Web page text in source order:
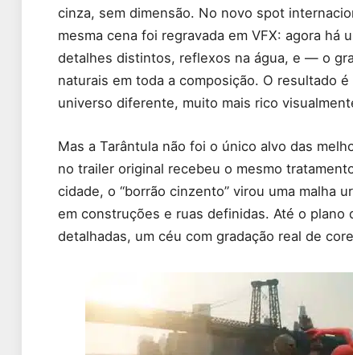
cinza, sem dimensão. No novo spot
mesma cena foi regravada em VFX: agora
detalhes distintos, reflexos na água, e — o
naturais em toda a composição. O resultado
universo diferente, muito mais rico
Mas a Tarântula não foi o único alvo das
no trailer original recebeu o mesmo
cidade, o “borrão cinzento” virou uma malha
em construções e ruas definidas. Até o
detalhadas, um céu com gradação real de